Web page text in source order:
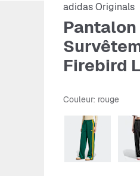
adidas Originals
Pantalon
Firebird
Couleur: rouge